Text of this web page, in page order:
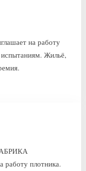
на работу
Жильё,
плотника.